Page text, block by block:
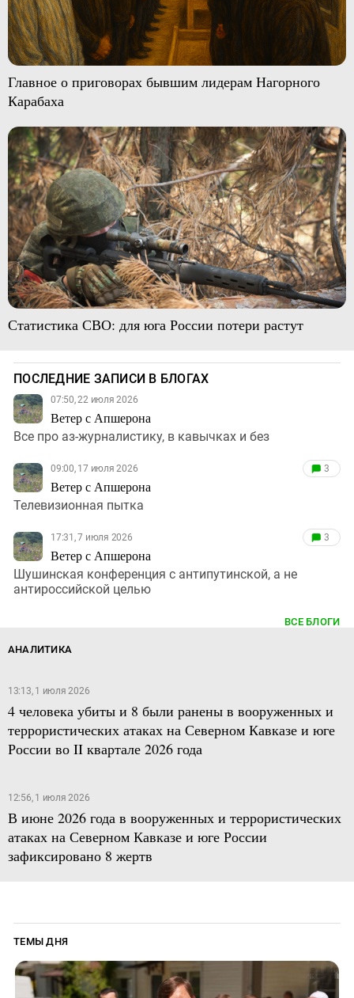
Главное о приговорах бывшим лидерам Нагорного
Карабаха
Статистика СВО: для юга России потери растут
ПОСЛЕДНИЕ ЗАПИСИ В БЛОГАХ
07:50, 22 июля 2026
Ветер с Апшерона
Все про аз-журналистику, в кавычках и без
09:00, 17 июля 2026
Ветер с Апшерона
3
Телевизионная пытка
17:31, 7 июля 2026
Ветер с Апшерона
3
Шушинская конференция с антипутинской, а не
антироссийской целью
ВСЕ БЛОГИ
АНАЛИТИКА
13:13, 1 июля 2026
4 человека убиты и 8 были ранены в вооруженных и
террористических атаках на Северном Кавказе и юге
России во II квартале 2026 года
12:56, 1 июля 2026
В июне 2026 года в вооруженных и террористических
атаках на Северном Кавказе и юге России
зафиксировано 8 жертв
ТЕМЫ ДНЯ